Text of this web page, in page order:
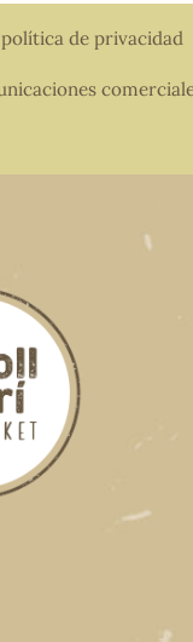
política de privacidad